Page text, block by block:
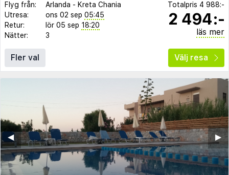
Flyg från: Arlanda - Kreta Chania
Utresa:
ons 02 sep 05:45
Retur:
lör 05 sep 18:20
Nätter:
3
Totalpris 4 988:-
2 494:-
läs mer
Fler val Välj resa
▶︎
◀︎